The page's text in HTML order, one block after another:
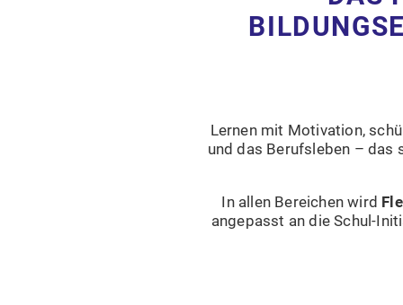
Lernen mit Motivation,
und das Berufsleben – das
In allen Bereichen wird
angepasst an die Schul-